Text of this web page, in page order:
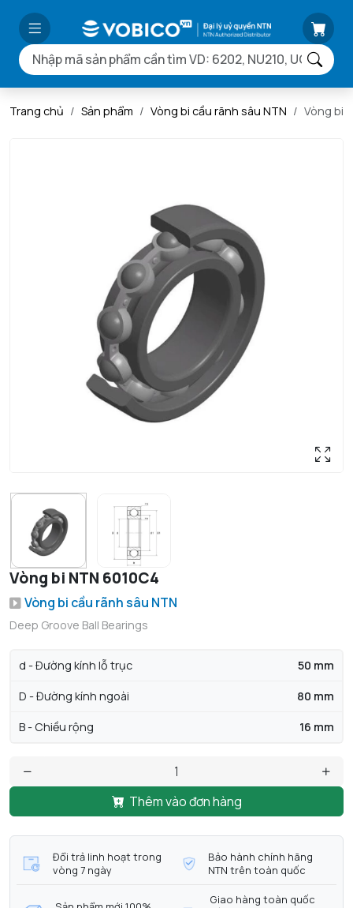
Trang chủ Sản phẩm Vòng bi cầu rãnh sâu NTN Vòng bi
Vòng bi NTN 6010C4
Vòng bi cầu rãnh sâu NTN
Deep Groove Ball Bearings
d - Đường kính lỗ trục 50 mm
D - Đường kính ngoài 80 mm
B - Chiều rộng 16 mm
Thêm vào đơn hàng
Đổi trả linh hoạt trong
vòng 7 ngày
Bảo hành chính hãng
NTN trên toàn quốc
Giao hàng toàn quốc